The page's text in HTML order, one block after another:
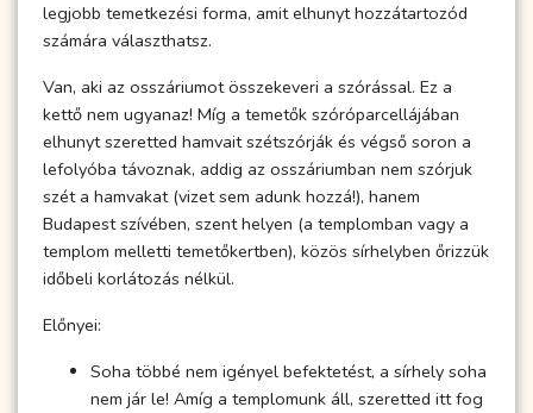
legjobb temetkezési forma, amit elhunyt hozzátartozód
számára választhatsz.
Van, aki az osszáriumot összekeveri a szórással. Ez a
kettő nem ugyanaz! Míg a temetők szóróparcellájában
elhunyt szeretted hamvait szétszórják és végső soron a
lefolyóba távoznak, addig az osszáriumban nem szórjuk
szét a hamvakat (vizet sem adunk hozzá!), hanem
Budapest szívében, szent helyen (a templomban vagy a
templom melletti temetőkertben), közös sírhelyben őrizzük
időbeli korlátozás nélkül.
Előnyei:
Soha többé nem igényel befektetést, a sírhely soha
nem jár le! Amíg a templomunk áll, szeretted itt fog